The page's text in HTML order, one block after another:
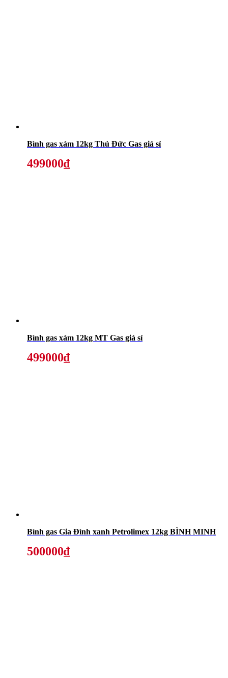
Bình gas xám 12kg Thủ Đức Gas giá sỉ
499000₫
Bình gas xám 12kg MT Gas giá sỉ
499000₫
Bình gas Gia Đình xanh Petrolimex 12kg BÌNH MINH
500000₫